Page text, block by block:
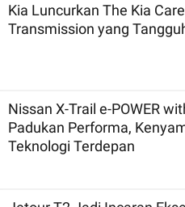
Kia Luncurkan The Kia
Transmission yang
Nissan X-Trail e-POWER
Padukan Performa,
Teknologi Terdepan